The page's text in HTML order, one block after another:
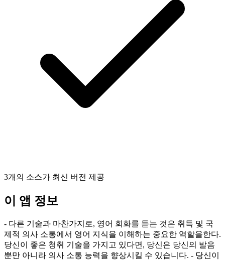
3개의 소스가 최신 버전 제공
이 앱 정보
- 다른 기술과 마찬가지로, 영어 회화를 듣는 것은 취득 및 국
제적 의사 소통에서 영어 지식을 이해하는 중요한 역할을한다.
당신이 좋은 청취 기술을 가지고 있다면, 당신은 당신의 발음
뿐만 아니라 의사 소통 능력을 향상시킬 수 있습니다. - 당신이